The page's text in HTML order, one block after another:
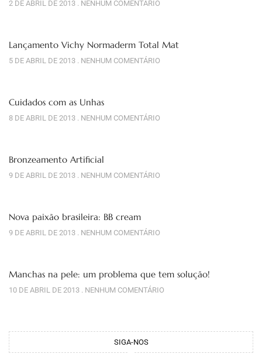
2 DE ABRIL DE 2013 NENHUM COMENTÁRIO
Lançamento Vichy Normaderm Total Mat
5 DE ABRIL DE 2013 NENHUM COMENTÁRIO
Cuidados com as Unhas
8 DE ABRIL DE 2013 NENHUM COMENTÁRIO
Bronzeamento Artificial
9 DE ABRIL DE 2013 NENHUM COMENTÁRIO
Nova paixão brasileira: BB cream
9 DE ABRIL DE 2013 NENHUM COMENTÁRIO
Manchas na pele: um problema que tem solução!
10 DE ABRIL DE 2013 NENHUM COMENTÁRIO
SIGA-NOS